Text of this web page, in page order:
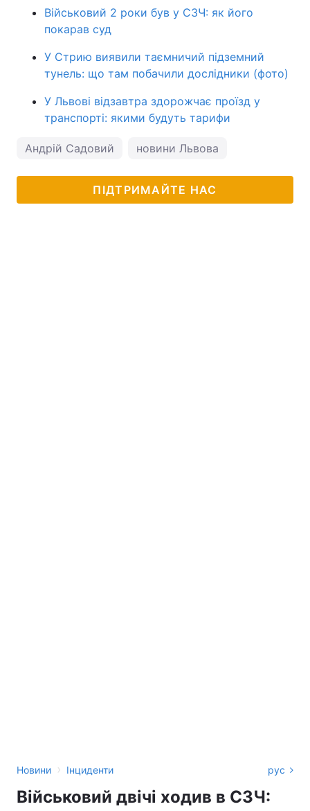
Військовий 2 роки був у СЗЧ: як його
покарав суд
У Стрию виявили таємничий підземний
тунель: що там побачили дослідники (фото)
У Львові відзавтра здорожчає проїзд у
транспорті: якими будуть тарифи
Андрій Садовий новини Львова
ПІДТРИМАЙТЕ НАС
Новини › Інциденти рус
Військовий двічі ходив в СЗЧ: